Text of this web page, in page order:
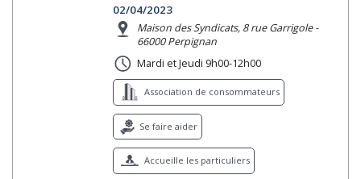
02/04/2023
Maison des Syndicats, 8 rue Garrigole -
66000 Perpignan
Mardi et Jeudi 9h00-12h00
Association de consommateurs
Se faire aider
Accueille les particuliers